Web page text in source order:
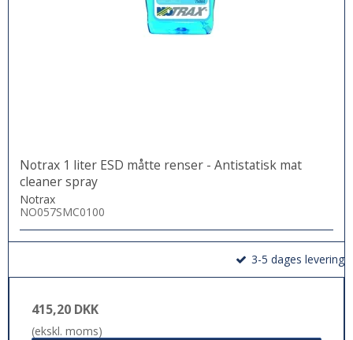
Notrax 1 liter ESD måtte renser - Antistatisk mat
cleaner spray
Notrax
NO057SMC0100
3-5 dages levering
415,20 DKK
(ekskl. moms)